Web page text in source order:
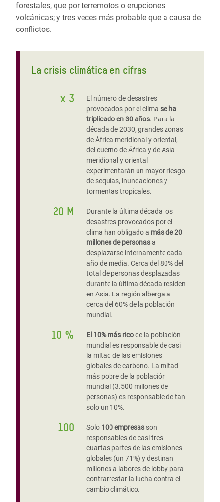
forestales, que por terremotos o erupciones
volcánicas; y tres veces más probable que a causa de
conflictos.
La crisis climática en cifras
x 3
El número de desastres
provocados por el clima se ha
triplicado en 30 años. Para la
década de 2030, grandes zonas
de África meridional y oriental,
del cuerno de África y de Asia
meridional y oriental
experimentarán un mayor riesgo
de sequías, inundaciones y
tormentas tropicales.
20 M
Durante la última década los
desastres provocados por el
clima han obligado a más de 20
millones de personasa
desplazarse internamente cada
año de media. Cerca del 80% del
total de personas desplazadas
durante la última década residen
en Asia. La región alberga a
cerca del 60% de la población
mundial.
10 % El 10% más ricode la población
mundial es responsable de casi
la mitad de las emisiones
globales de carbono. La mitad
más pobre de la población
mundial (3.500 millones de
personas) es responsable de tan
solo un 10%.
100 Solo 100 empresasson
responsables de casi tres
cuartas partes de las emisiones
globales (un 71%) y destinan
millones a labores de lobby para
contrarrestar la lucha contra el
cambio climático.